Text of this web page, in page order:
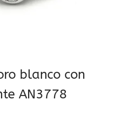
blanco con
AN3778